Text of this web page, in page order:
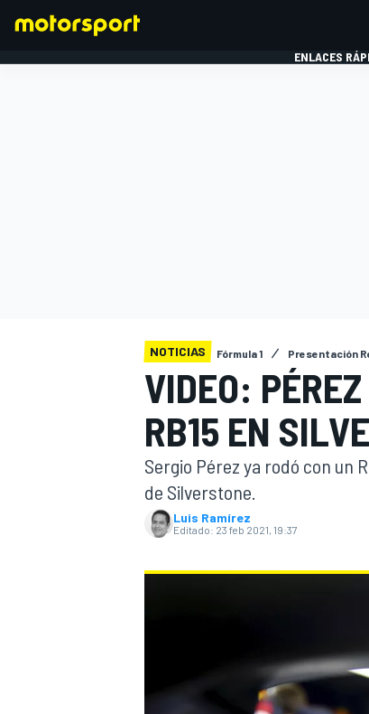
INDYCAR
ENLACES
NOTICIAS Fórmula 1 Presentación
VIDEO:
RB15 EN
Sergio Pérez ya rodó con un
de Silverstone.
Luis Ramírez
Editado: 23 feb 2021, 19:37